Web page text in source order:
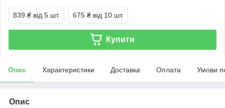
839 ₴ від 5 шт. 675 ₴ від 10 шт.
Купити
Опис Характеристики Доставка Оплата Умови
Опис